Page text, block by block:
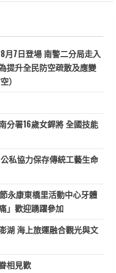
月7日登場 南警二分局走入
提升全民防空疏散及應變
）
分署16歲女銲將 全國技能
私協力保存傳統工藝生命
永康東橋里活動中心牙體
」歡迎踴躍參加
湖 海上旅運融合觀光與文
相見歡